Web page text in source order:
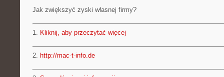
Jak zwiększyć zyski własnej firmy?
1. Kliknij, aby przeczytać więcej
2. http://mac-t-info.de